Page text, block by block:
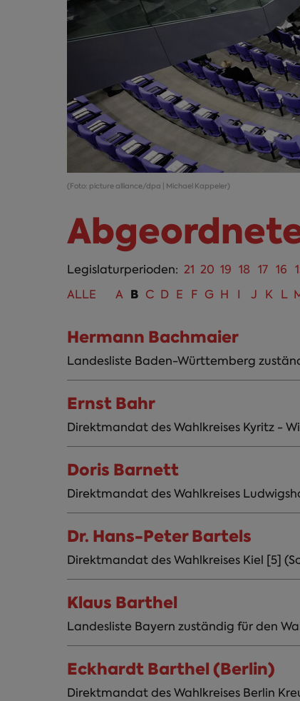
(Foto: picture alliance/dpa | Michael Kappeler)
Legislaturperioden: 21 20 19 18 17 16
ALLE
A B C D E F G H I J K L
Hermann Bachmaier
Landesliste Baden-Württemberg
Ernst Bahr
Direktmandat des Wahlkreises Kyritz -
Doris Barnett
Direktmandat des Wahlkreises
Dr. Hans-Peter Bartels
Direktmandat des Wahlkreises Kiel [5]
Klaus Barthel
Landesliste Bayern zuständig für den
Eckhardt Barthel (Berlin)
Direktmandat des Wahlkreises Berlin